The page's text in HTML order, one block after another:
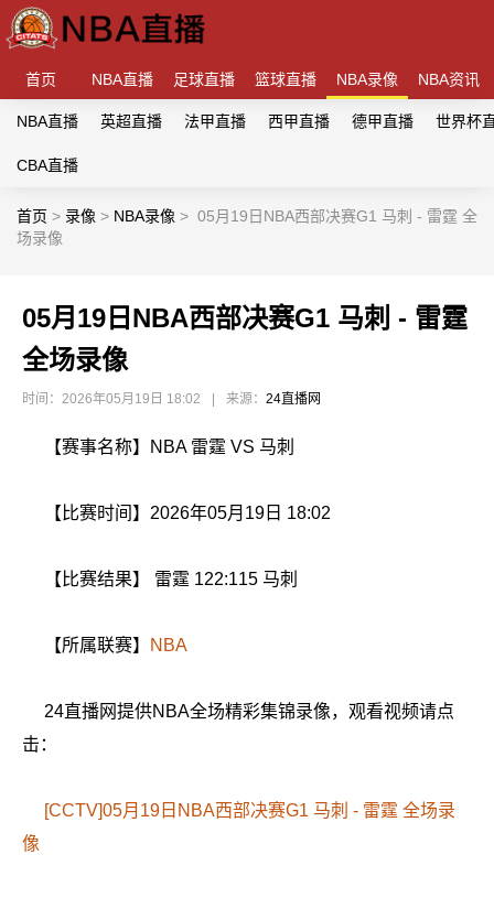
首页 NBA直播 足球直播 篮球直播 NBA录像 NBA资讯
NBA直播 英超直播 法甲直播 西甲直播 德甲直播 世界杯
CBA直播
首页 > 录像 > NBA录像 > 05月19日NBA西部决赛G1 马刺 - 雷霆 全
场录像
05月19日NBA西部决赛G1 马刺 - 雷霆
全场录像
时间：2026年05月19日 18:02 来源： 24直播网
【赛事名称】NBA 雷霆 VS 马刺
【比赛时间】2026年05月19日 18:02
【比赛结果】 雷霆 122:115 马刺
【所属联赛】 NBA
24直播网提供NBA全场精彩集锦录像，观看视频请点
击：
[CCTV]05月19日NBA西部决赛G1 马刺 - 雷霆 全场录
像